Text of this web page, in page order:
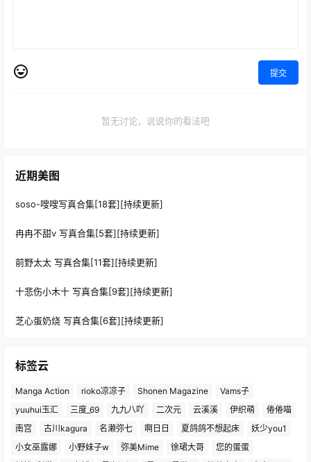
提交
暂无讨论，说说你的看法吧
近期美图
soso-嗖嗖写真合集[18套][持续更新]
冉冉不甜v 写真合集[5套][持续更新]
前野太太 写真合集[11套][持续更新]
十悲伤小木十 写真合集[9套][持续更新]
芝心蛋奶烧 写真合集[6套][持续更新]
标签云
Manga Action rioko凉凉子 Shonen Magazine
Vams子
yuuhui玉汇
三度_69 九九八吖 二次元 云溪溪 伊织萌
倦倦喵
南宫
古川kagura 名濑弥七 啊日日 夏鸽鸽不想起床
妖少you1
小女巫露娜
小野妹子w 弥美Mime 徐珺大哥
您的蛋蛋